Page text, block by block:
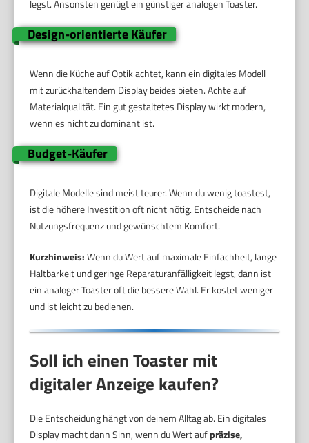
legst. Ansonsten genügt ein günstiger analogen Toaster.
Design-orientierte Käufer
Wenn die Küche auf Optik achtet, kann ein digitales Modell
mit zurückhaltendem Display beides bieten. Achte auf
Materialqualität. Ein gut gestaltetes Display wirkt modern,
wenn es nicht zu dominant ist.
Budget-Käufer
Digitale Modelle sind meist teurer. Wenn du wenig toastest,
ist die höhere Investition oft nicht nötig. Entscheide nach
Nutzungsfrequenz und gewünschtem Komfort.
Kurzhinweis:Wenn du Wert auf maximale Einfachheit, lange
Haltbarkeit und geringe Reparaturanfälligkeit legst, dann ist
ein analoger Toaster oft die bessere Wahl. Er kostet weniger
und ist leicht zu bedienen.
Soll ich einen Toaster mit
digitaler Anzeige kaufen?
Die Entscheidung hängt von deinem Alltag ab. Ein digitales
Display macht dann Sinn, wenn du Wert aufpräzise,